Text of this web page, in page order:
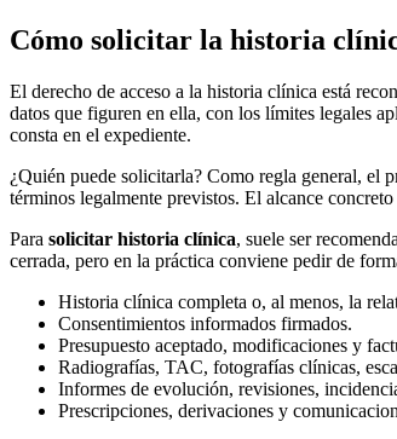
Cómo solicitar la historia
El derecho de acceso a la historia clínica está
datos que figuren en ella, con los límites legales
consta en el expediente.
¿Quién puede solicitarla? Como regla general, el
términos legalmente previstos. El alcance
Para solicitar historia clínica, suele ser
cerrada, pero en la práctica conviene pedir de
Historia clínica completa o, al menos, la
Consentimientos informados firmados.
Presupuesto aceptado, modificaciones y
Radiografías, TAC, fotografías clínicas,
Informes de evolución, revisiones,
Prescripciones, derivaciones y